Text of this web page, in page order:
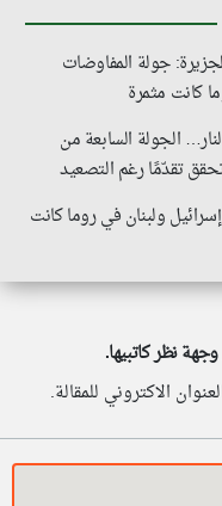
جولة المفاوضات
كانت مثمرة
الجولة السابعة من
تحقق تقدّمًا رغم التصعيد
ولبنان في روما كانت
نظر كاتبيها.
الاكتروني للمقالة.